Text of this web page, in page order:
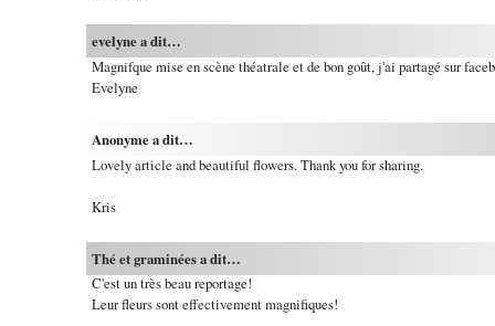
evelyne a dit…
Magnifque mise en scène théatrale et de bon goût, j'ai partagé sur
Evelyne
Anonyme a dit…
Lovely article and beautiful flowers. Thank you for sharing.
Kris
Thé et graminées a dit…
C'est un très beau reportage!
Leur fleurs sont effectivement magnifiques!